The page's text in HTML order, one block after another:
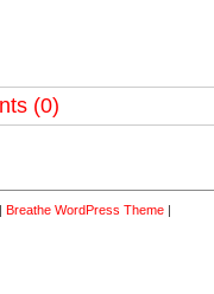
(0)
| Breathe WordPress Theme |